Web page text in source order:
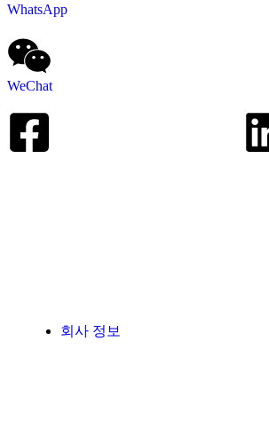
WhatsApp
WeChat
회사 정보